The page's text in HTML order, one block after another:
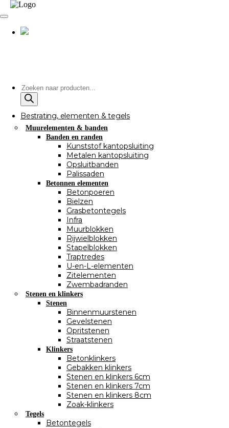
Producten
zoeken
Bestrating, elementen & tegels
Muurelementen & banden
Banden en randen
Kunststof kantopsluiting
Metalen kantopsluiting
Opsluitbanden
Palissaden
Betonnen elementen
Betonpoeren
Bielzen
Grasbetontegels
Infra
Muurblokken
Rijwielblokken
Stapelblokken
Traptredes
U-en-L-elementen
Zitelementen
Zwembadranden
Stenen en klinkers
Stenen
Binnenmuurstenen
Gevelstenen
Opritstenen
Straatstenen
Klinkers
Betonklinkers
Gebakken klinkers
Stenen en klinkers 6cm
Stenen en klinkers 7cm
Stenen en klinkers 8cm
Zoak-klinkers
Tegels
Betontegels